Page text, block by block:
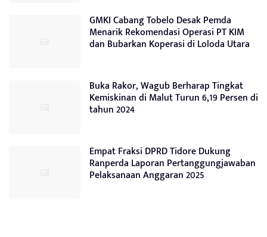
GMKI Cabang Tobelo Desak Pemda
Menarik Rekomendasi Operasi PT KIM
dan Bubarkan Koperasi di Loloda Utara
Buka Rakor, Wagub Berharap Tingkat
Kemiskinan di Malut Turun 6,19 Persen di
tahun 2024
Empat Fraksi DPRD Tidore Dukung
Ranperda Laporan Pertanggungjawaban
Pelaksanaan Anggaran 2025